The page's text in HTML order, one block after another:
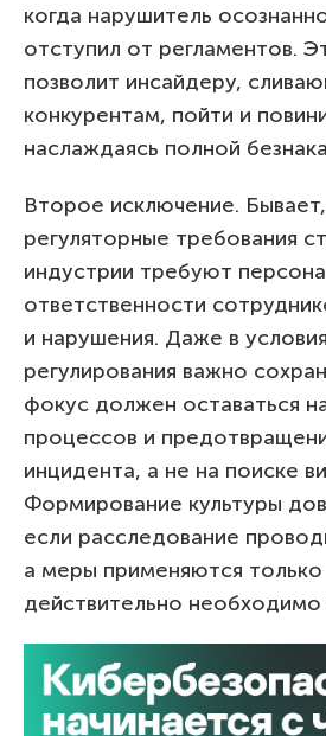
когда нарушитель
отступил от регламентов.
позволит инсайдеру,
конкурентам, пойти и
наслаждаясь полной
Второе исключение.
регуляторные требования
индустрии требуют
ответственности
и нарушения. Даже в
регулирования важно
фокус должен оставаться
процессов и
инцидента, а не на поиске
Формирование культуры
если расследование
а меры применяются
действительно